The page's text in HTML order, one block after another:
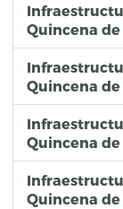
Quincena
Quincena
Quincena de
Quincena de